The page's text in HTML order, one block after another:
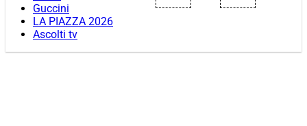
Guccini
LA PIAZZA 2026
Ascolti tv